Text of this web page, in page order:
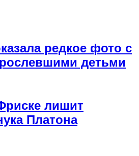
редкое фото с
детьми
лишит
Платона